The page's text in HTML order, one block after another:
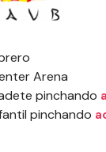
Arena
pinchando
pinchando